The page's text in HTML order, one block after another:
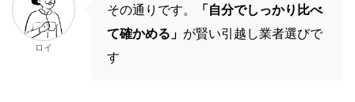
ロイ
その通りです。
「自分でしっかり比べ
て確かめる」 が賢い引越し業者選びで
す